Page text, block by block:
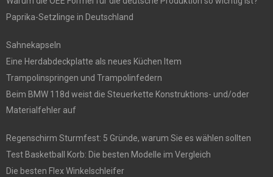
Paprika-Setzlinge in Deutschland
Sahnekapseln
Eine Herdabdeckplatte als neues Küchen Item
Trampolinspringen und Trampolinfedern
Beim BMW 118d weist die Steuerkette Konstruktions- und/oder
Materialfehler auf
Regenschirm Sturmfest: 5 Gründe, warum Sie es wählen sollten
Test Basketball Korb: Die besten Modelle im Vergleich
Die besten Flex Winkelschleifer